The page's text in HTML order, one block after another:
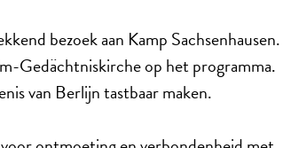
bezoek aan Kamp Sachsenhausen.
Gedächtniskirche op het programma.
van Berlijn tastbaar maken.